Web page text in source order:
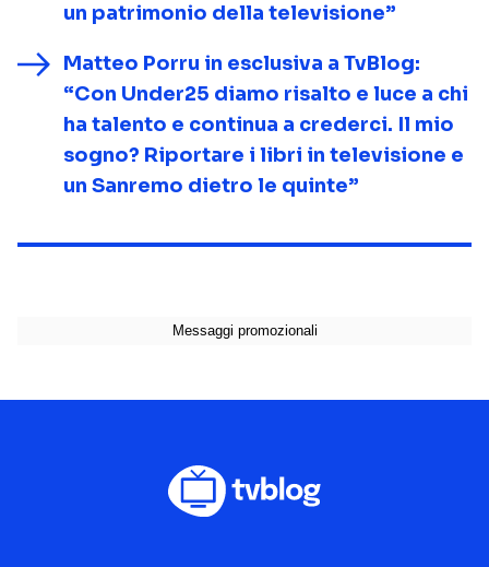
un patrimonio della televisione”
Matteo Porru in esclusiva a TvBlog:
“Con Under25 diamo risalto e luce a chi
ha talento e continua a crederci. Il mio
sogno? Riportare i libri in televisione e
un Sanremo dietro le quinte”